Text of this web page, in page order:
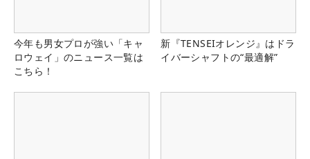
今年も男女プロが強い「キャ
ロウェイ」のニュース一覧は
こちら！
新『TENSEIオレンジ』はドラ
イバーシャフトの“最適解”